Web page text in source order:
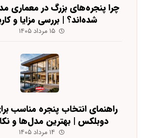
چرا پنجره‌های بزرگ در معماری
شده‌اند؟ | بررسی مزایا و
۱۵ مرداد ۱۴۰۵
راهنمای انتخاب پنجره مناسب
دوبلکس | بهترین مدل‌ها و
۱۴ مرداد ۱۴۰۵